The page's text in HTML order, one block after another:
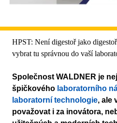
HPST: Není digestoř jako
vybrat tu správnou do vaší
Společnost WALDNER je
špičkového laboratorního
laboratorní technologie, ale
považovat i za inovátora,